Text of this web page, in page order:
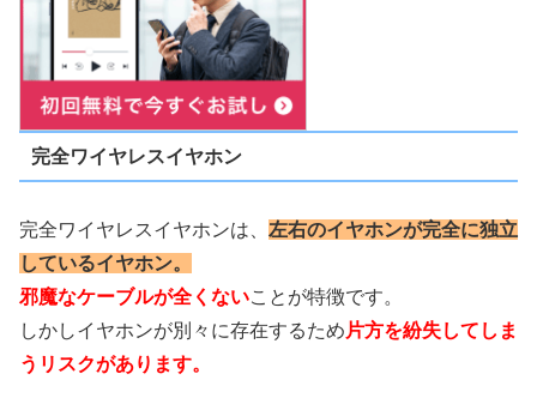
完全ワイヤレスイヤホン
完全ワイヤレスイヤホンは、 左右のイヤホンが完全に独立
しているイヤホン。
邪魔なケーブルが全くないことが特徴です。
しかしイヤホンが別々に存在するため 片方を紛失してしま
うリスクがあります。